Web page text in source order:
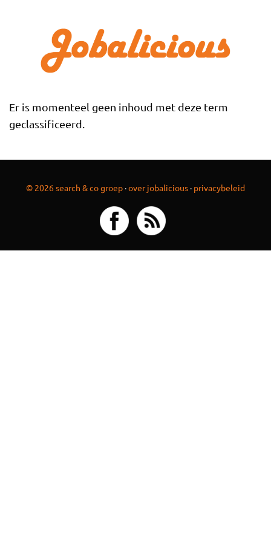
Er is momenteel geen inhoud met deze term
geclassificeerd.
© 2026 search & co groep ·over jobalicious · privacybeleid